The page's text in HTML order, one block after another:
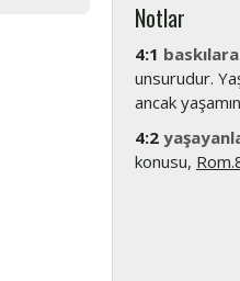
Notlar
4:1 baskılara
unsurudur.
ancak
4:2
konusu,